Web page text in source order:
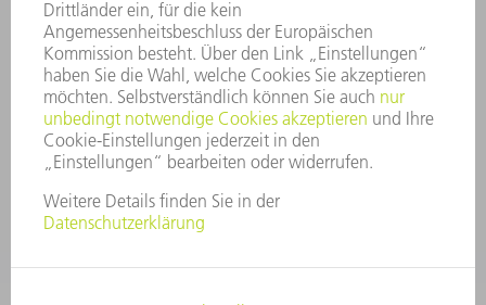
PRESSEMITTEILUNGEN
MAGAZINE
LIEFERANTEN
NACHHALTIGKEIT
UMWELT & KLIMA
SOZIALES & GESELLSCHAFT
UNTERNEHMENSFÜHRUNG